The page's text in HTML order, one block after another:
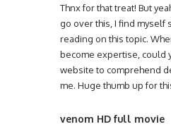
Thnx for that treat! But
go over this, I find myself
reading on this topic.
become expertise, could
website to comprehend
me. Huge thumb up for
venom HD full movie